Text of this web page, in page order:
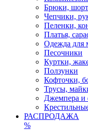
Брюки,
Чепчики,
Пеленки,
Платья,
Одежда для
Песочники
Куртки,
Ползунки
Кофточки,
Трусы,
Джемпера и
РАСПРОДАЖА
%